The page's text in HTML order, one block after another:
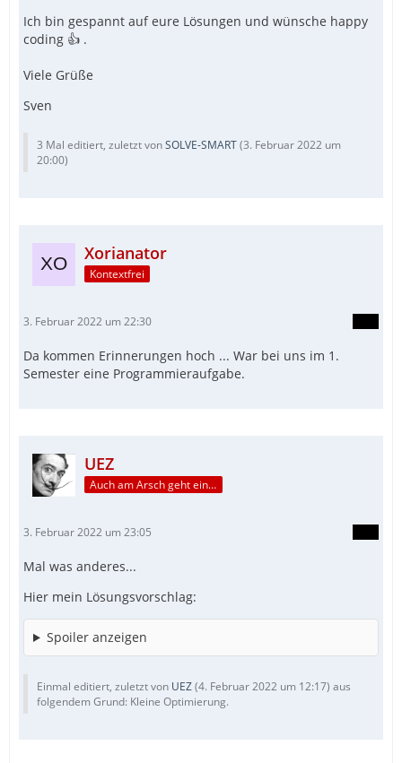
Ich bin gespannt auf eure Lösungen und wünsche happy
coding 👍 .
Viele Grüße
Sven
3 Mal editiert, zuletzt vonSOLVE-SMART(3. Februar 2022 um
20:00)
Xorianator
Kontextfrei
3. Februar 2022 um 22:30
Da kommen Erinnerungen hoch ... War bei uns im 1.
Semester eine Programmieraufgabe.
UEZ
Auch am Arsch geht ein Weg vorbei...
3. Februar 2022 um 23:05
Mal was anderes...
Hier mein Lösungsvorschlag:
Spoiler anzeigen
Einmal editiert, zuletzt von UEZ(4. Februar 2022 um 12:17) aus
folgendem Grund: Kleine Optimierung.